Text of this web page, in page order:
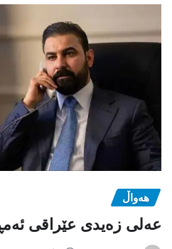
هەواڵ
عەلی زەیدی عێراقی